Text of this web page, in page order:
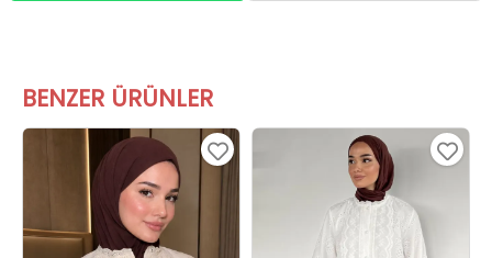
BENZER ÜRÜNLER